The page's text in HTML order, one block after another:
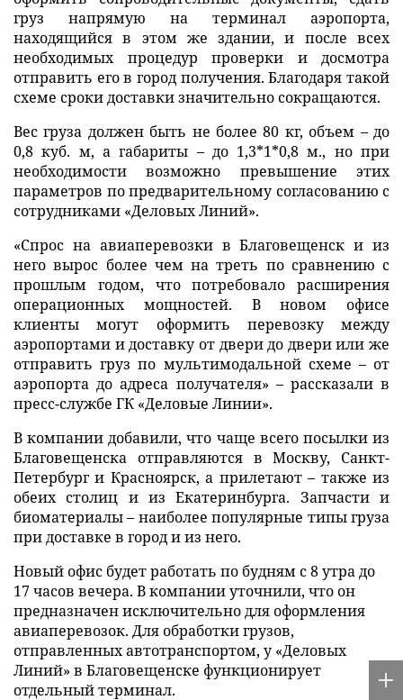
груз напрямую на терминал аэропорта,
находящийся в этом же здании, и после всех
необходимых процедур проверки и досмотра
отправить его в город получения. Благодаря такой
схеме сроки доставки значительно сокращаются.
Вес груза должен быть не более 80 кг, объем – до
0,8 куб. м, а габариты – до 1,3*1*0,8 м., но при
необходимости возможно превышение этих
параметров по предварительному согласованию с
сотрудниками «Деловых Линий».
«Спрос на авиаперевозки в Благовещенск и из
него вырос более чем на треть по сравнению с
прошлым годом, что потребовало расширения
операционных мощностей. В новом офисе
клиенты могут оформить перевозку между
аэропортами и доставку от двери до двери или же
отправить груз по мультимодальной схеме – от
аэропорта до адреса получателя» – рассказали в
пресс-службе ГК «Деловые Линии».
В компании добавили, что чаще всего посылки из
Благовещенска отправляются в Москву, Санкт-
Петербург и Красноярск, а прилетают – также из
обеих столиц и из Екатеринбурга. Запчасти и
биоматериалы – наиболее популярные типы груза
при доставке в город и из него.
Новый офис будет работать по будням с 8 утра до
17 часов вечера. В компании уточнили, что он
предназначен исключительно для оформления
авиаперевозок. Для обработки грузов,
отправленных автотранспортом, у «Деловых
Линий» в Благовещенске функционирует
отдельный терминал.